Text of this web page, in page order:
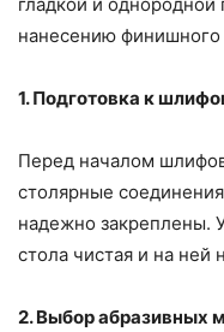
нанесению финишного
1. Подготовка к
Перед началом
столярные
надежно закреплены.
стола чистая и на ней
2. Выбор абразивных